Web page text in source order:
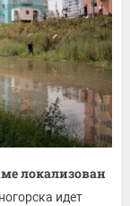
локализован
идет